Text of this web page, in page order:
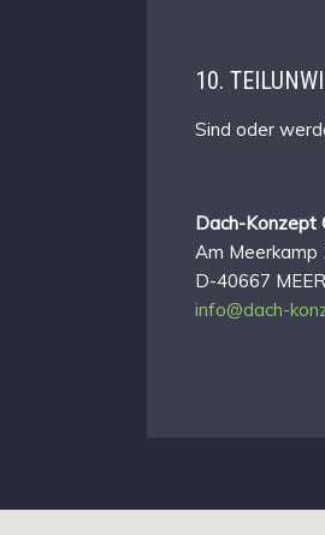
10.
Sind oder
Dach-Konzept
Am Meerkamp
D-40667
info@dach-